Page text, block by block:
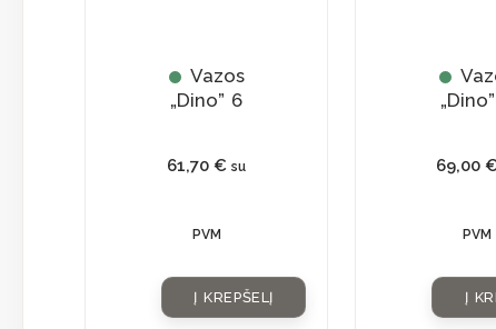
Vazos
„Dino” 6
61,70€ su
PVM
Į KREPŠELĮ
69,00
PVM
Į